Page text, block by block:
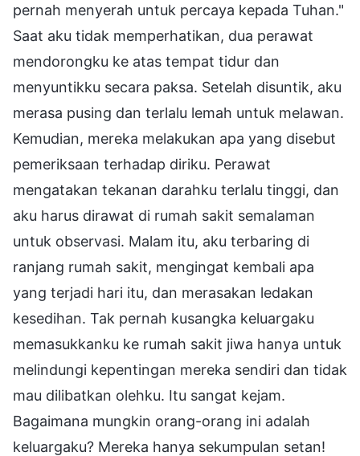
pernah menyerah untuk percaya kepada Tuhan."
Saat aku tidak memperhatikan, dua perawat
mendorongku ke atas tempat tidur dan
menyuntikku secara paksa. Setelah disuntik, aku
merasa pusing dan terlalu lemah untuk melawan.
Kemudian, mereka melakukan apa yang disebut
pemeriksaan terhadap diriku. Perawat
mengatakan tekanan darahku terlalu tinggi, dan
aku harus dirawat di rumah sakit semalaman
untuk observasi. Malam itu, aku terbaring di
ranjang rumah sakit, mengingat kembali apa
yang terjadi hari itu, dan merasakan ledakan
kesedihan. Tak pernah kusangka keluargaku
memasukkanku ke rumah sakit jiwa hanya untuk
melindungi kepentingan mereka sendiri dan tidak
mau dilibatkan olehku. Itu sangat kejam.
Bagaimana mungkin orang-orang ini adalah
keluargaku? Mereka hanya sekumpulan setan!